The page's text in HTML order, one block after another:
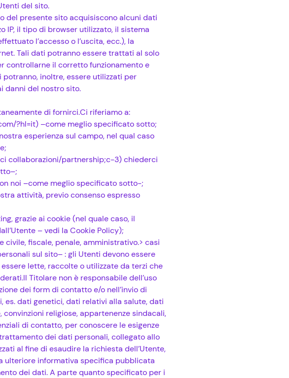
del sito.
del presente sito acquisiscono alcuni dati
IP, il tipo di browser utilizzato, il sistema
l’accesso o l’uscita, ecc.), la
Tali dati potranno essere trattati al solo
controllarne il corretto funzionamento e
inoltre, essere utilizzati per
danni del nostro sito.
di fornirci.Ci riferiamo a:
?hl=it) –come meglio specificato sotto;
esperienza sul campo, nel qual caso
collaborazioni/partnership;c-3) chiederci
noi –come meglio specificato sotto-;
attività, previo consenso espresso
grazie ai cookie (nel quale caso, il
– vedi la Cookie Policy);
fiscale, penale, amministrativo.> casi
sul sito– : gli Utenti devono essere
lette, raccolte o utilizzate da terzi che
Titolare non è responsabile dell’uso
dei form di contatto e/o nell’invio di
es. dati genetici, dati relativi alla salute, dati
religiose, appartenenze sindacali,
di contatto, per conoscere le esigenze
dei dati personali, collegato allo
al fine di esaudire la richiesta dell’Utente,
ulteriore informativa specifica pubblicata
dei dati. A parte quanto specificato per i